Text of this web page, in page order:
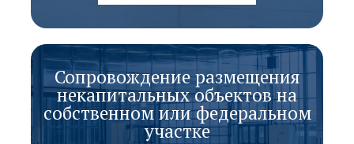
Сопровождение размещения
некапитальных объектов на
собственном или федеральном
участке